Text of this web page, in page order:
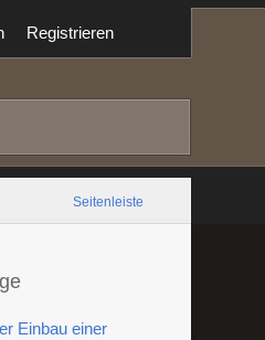
Registrieren
Seitenleiste
Einbau einer